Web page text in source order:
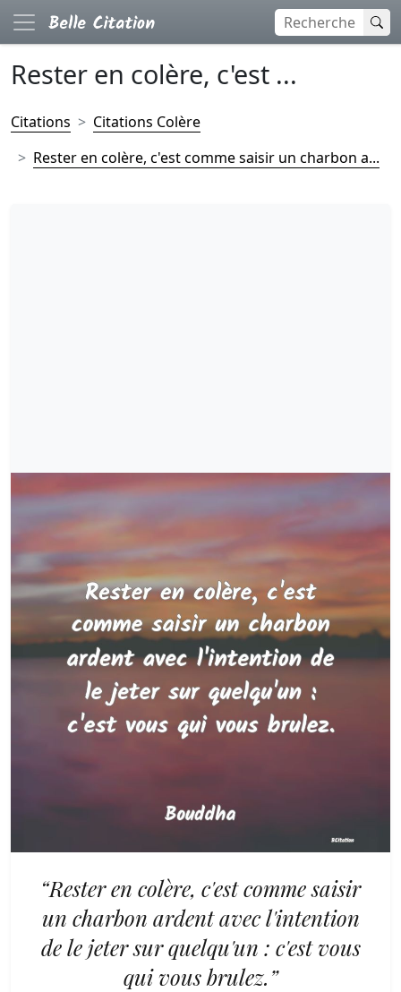
Rester en colère, c'est ...
Citations
Citations Colère
Rester en colère, c'est comme saisir un charbon a...
“Rester en colère, c'est comme saisir
un charbon ardent avec l'intention
de le jeter sur quelqu'un : c'est vous
qui vous brulez.”